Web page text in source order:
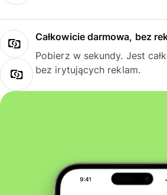
Całkowicie darmowa, bez
Pobierz w sekundy. Jest
bez irytujących reklam.